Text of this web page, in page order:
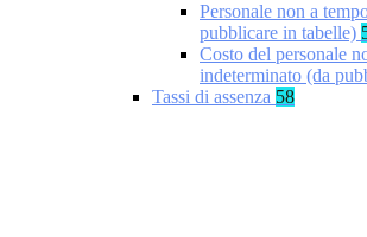
Personale non a
pubblicare in tabelle)
Costo del personale
indeterminato (da
Tassi di assenza 58